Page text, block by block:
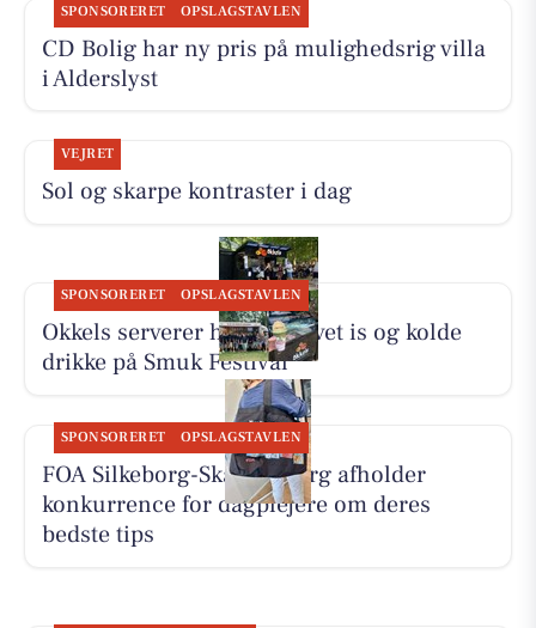
SPONSORERET OPSLAGSTAVLEN
CD Bolig har ny pris på mulighedsrig villa
i Alderslyst
VEJRET
Sol og skarpe kontraster i dag
SPONSORERET OPSLAGSTAVLEN
Okkels serverer hjemmelavet is og kolde
drikke på Smuk Festival
SPONSORERET OPSLAGSTAVLEN
FOA Silkeborg-Skanderborg afholder
konkurrence for dagplejere om deres
bedste tips